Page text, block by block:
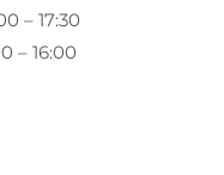
– 17:30
– 16:00